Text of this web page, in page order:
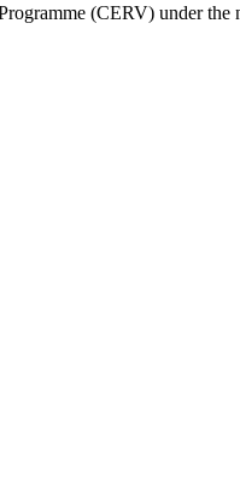
(CERV) under